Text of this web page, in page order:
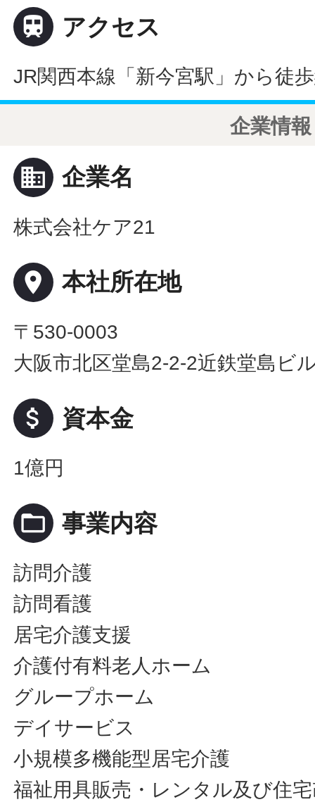
 アクセス
JR関西本線「新今宮駅」から徒
企業情報
business 企業名
株式会社ケア21
place 本社所在地
〒530-0003
大阪市北区堂島2-2-2近鉄堂島ビ
attach_money 資本金
1億円
folder_open 事業内容
訪問介護
訪問看護
居宅介護支援
介護付有料老人ホーム
グループホーム
デイサービス
小規模多機能型居宅介護
福祉用具販売・レンタル及び住